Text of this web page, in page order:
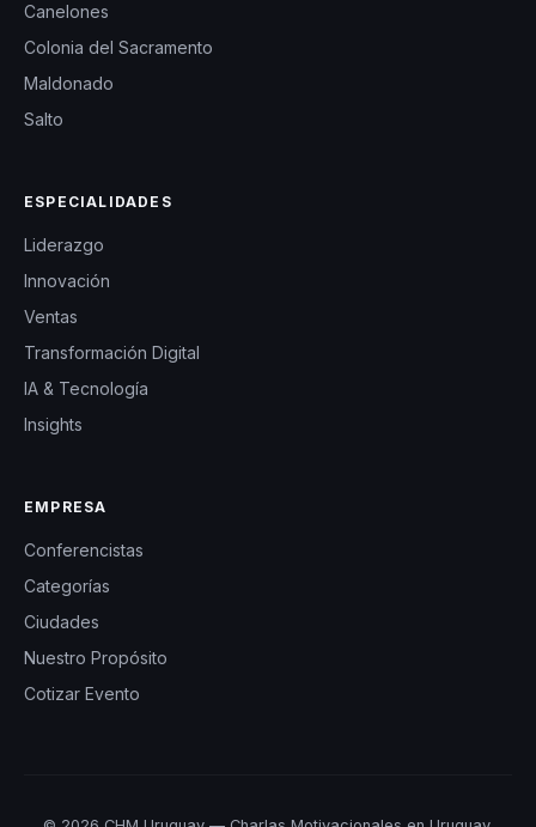
Canelones
Colonia del Sacramento
Maldonado
Salto
ESPECIALIDADES
Liderazgo
Innovación
Ventas
Transformación Digital
IA & Tecnología
Insights
EMPRESA
Conferencistas
Categorías
Ciudades
Nuestro Propósito
Cotizar Evento